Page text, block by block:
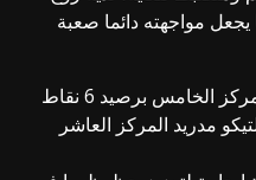
مواجهته دائما صعبة
يدخل أرسنال المباراة وهو في المركز الخامس برصيد 6 نقاط
مدريد المركز العاشر